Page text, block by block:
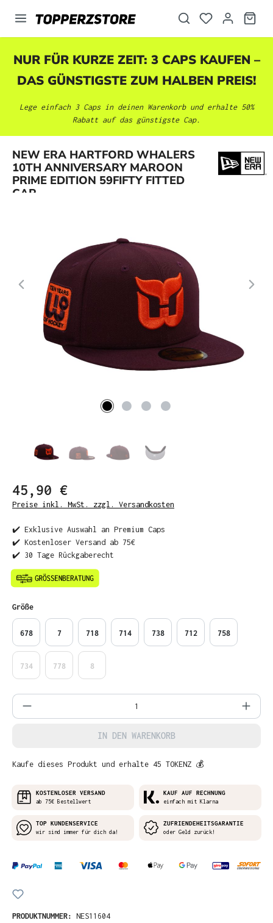
springen
NUR FÜR KURZE ZEIT: 3 CAPS KAUFEN –
DAS GÜNSTIGSTE ZUM HALBEN PREIS!
Lege einfach 3 Caps in deinen Warenkorb und erhalte 50%
Rabatt auf das günstigste Cap.
NEW ERA HARTFORD WHALERS
10TH ANNIVERSARY MAROON
PRIME EDITION 59FIFTY FITTED
CAP
Bildergalerie überspringen
45,90 €
Preise inkl. MwSt. zzgl. Versandkosten
✔️ Exklusive Auswahl an Premium Caps
✔️ Kostenloser Versand ab 75€
✔️ 30 Tage Rückgaberecht
Größeauswählen
678 7 718 714 738 712 758
734 778 8
Produkt Anzahl: Gib den gewünschten
IN DEN WARENKORB
Kaufe dieses Produkt und erhalte 45 TOKENZ 💰
KOSTENLOSER VERSAND
ab 75€ Bestellwert
KAUF AUF RECHNUNG
einfach mit Klarna
TOP KUNDENSERVICE
wir sind immer für dich da!
ZUFRIENDEHEITSGARANTIE
oder Geld zurück!
PRODUKTNUMMER: NES11604